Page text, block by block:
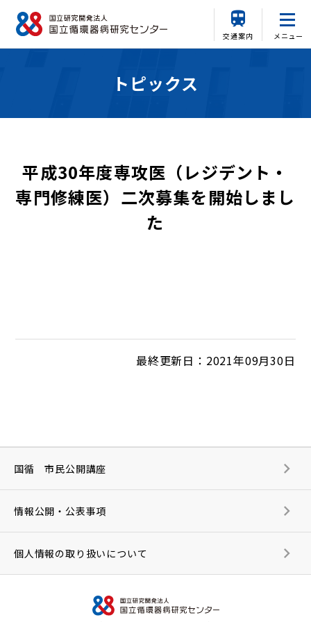
交通案内 メニュー
トピックス
平成30年度専攻医（レジデント・
専門修練医）二次募集を開始しまし
た
最終更新日：2021年09月30日
国循 市民公開講座
情報公開・公表事項
個人情報の取り扱いについて